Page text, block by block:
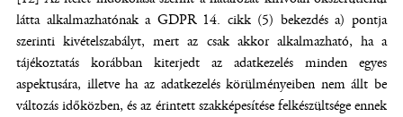
látta alkalmazhatónak a GDPR 14. cikk (5) bekezdés a) pontja
szerinti kivételszabályt, mert az csak akkor alkalmazható, ha a
tájékoztatás korábban kiterjedt az adatkezelés minden egyes
aspektusára, illetve ha az adatkezelés körülményeiben nem állt be
változás időközben, és az érintett szakképesítése felkészültsége ennek